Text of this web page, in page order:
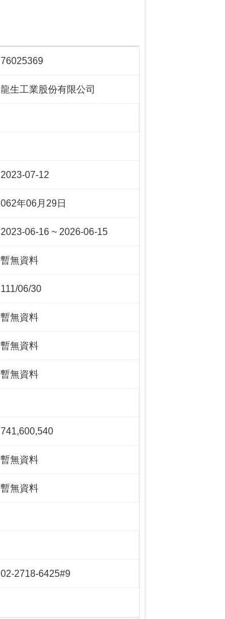
76025369
龍生工業股份有限公司
2023-07-12
062年06月29日
2023-06-16 ~ 2026-06-15
暫無資料
111/06/30
暫無資料
暫無資料
暫無資料
741,600,540
暫無資料
暫無資料
02-2718-6425#9